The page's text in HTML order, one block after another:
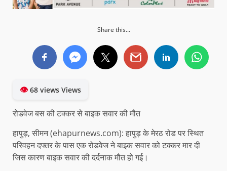
Share this...
👁68 views Views
रोडवेज बस की टक्कर से बाइक सवार की मौत
हापुड़, सीमन (ehapurnews.com): हापुड़ के मेरठ रोड पर स्थित
परिवहन दफ्तर के पास एक रोडवेज ने बाइक सवार को टक्कर मार दी
जिस कारण बाइक सवार की दर्दनाक मौत हो गई।